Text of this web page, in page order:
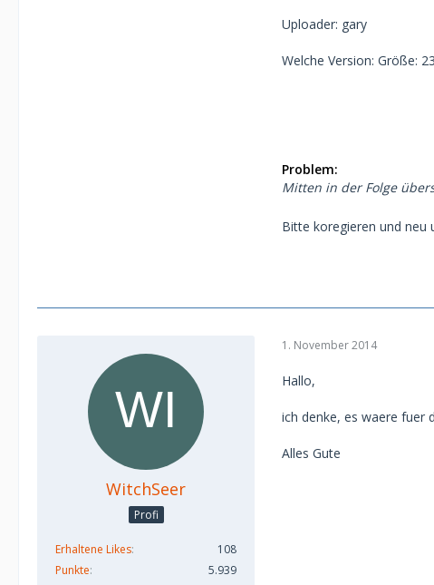
Uploader: gary
Welche Version: Größe:
Problem:
Mitten in der Folge
Bitte koregieren und neu
WitchSeer
Profi
Erhaltene Likes
108
Punkte
5.939
1. November 2014
Hallo,
ich denke, es waere fuer
Alles Gute